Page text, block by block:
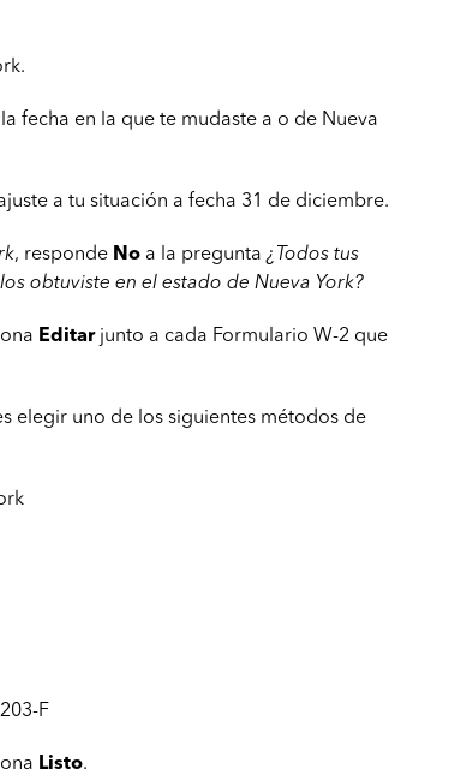
fecha en la que te mudaste a o de Nueva
a tu situación a fecha 31 de diciembre.
, responde No a la pregunta ¿Todos tus
obtuviste en el estado de Nueva York?
Editar junto a cada Formulario W-2 que
elegir uno de los siguientes métodos de
F
Listo.